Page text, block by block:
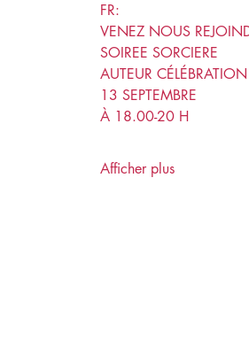
FR:
VENEZ NOUS
SOIREE SORCIERE
AUTEUR
13 SEPTEMBRE
À 18.00-20 H
Afficher plus